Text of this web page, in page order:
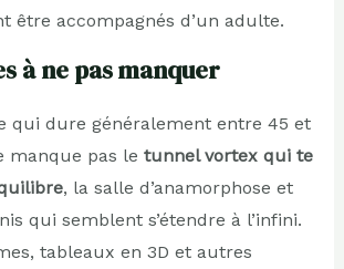
être accompagnés d’un adulte.
à ne pas manquer
qui dure généralement entre 45 et
manque pas le tunnel vortex qui te
, la salle d’anamorphose et
qui semblent s’étendre à l’infini.
tableaux en 3D et autres